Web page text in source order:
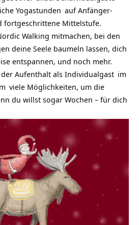
Yogastunden auf Anfänger-
fortgeschrittene Mittelstufe.
Walking mitmachen, bei den
deine Seele baumeln lassen, dich
entspannen, und noch mehr.
Aufenthalt als Individualgast im
viele Möglichkeiten, um die
du willst sogar Wochen – für dich